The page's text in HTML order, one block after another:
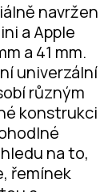
navržen
a Apple
a 41 mm.
univerzální
různým
konstrukci
na to,
řemínek